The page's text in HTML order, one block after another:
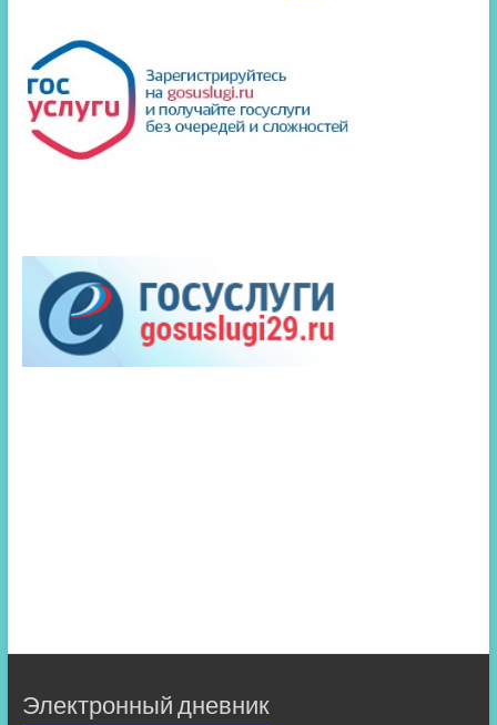
Электронный дневник